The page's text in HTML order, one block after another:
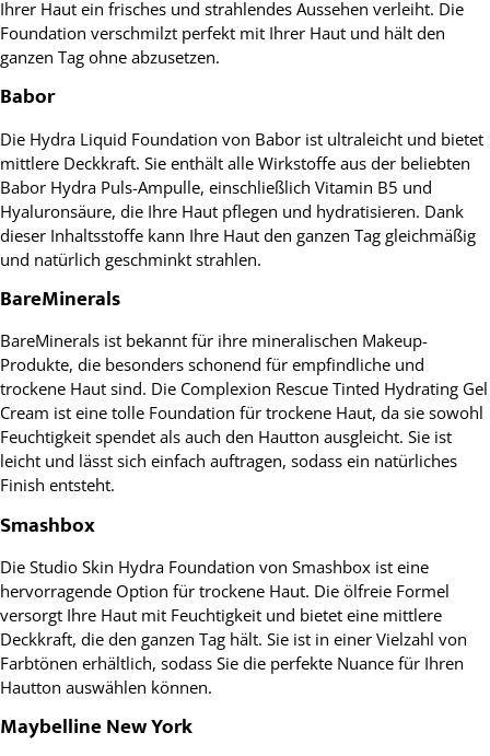
Ihrer Haut ein frisches und strahlendes Aussehen verleiht. Die
Foundation verschmilzt perfekt mit Ihrer Haut und hält den
ganzen Tag ohne abzusetzen.
Babor
Die Hydra Liquid Foundation von Babor ist ultraleicht und bietet
mittlere Deckkraft. Sie enthält alle Wirkstoffe aus der beliebten
Babor Hydra Puls-Ampulle, einschließlich Vitamin B5 und
Hyaluronsäure, die Ihre Haut pflegen und hydratisieren. Dank
dieser Inhaltsstoffe kann Ihre Haut den ganzen Tag gleichmäßig
und natürlich geschminkt strahlen.
BareMinerals
BareMinerals ist bekannt für ihre mineralischen Makeup-
Produkte, die besonders schonend für empfindliche und
trockene Haut sind. Die Complexion Rescue Tinted Hydrating Gel
Cream ist eine tolle Foundation für trockene Haut, da sie sowohl
Feuchtigkeit spendet als auch den Hautton ausgleicht. Sie ist
leicht und lässt sich einfach auftragen, sodass ein natürliches
Finish entsteht.
Smashbox
Die Studio Skin Hydra Foundation von Smashbox ist eine
hervorragende Option für trockene Haut. Die ölfreie Formel
versorgt Ihre Haut mit Feuchtigkeit und bietet eine mittlere
Deckkraft, die den ganzen Tag hält. Sie ist in einer Vielzahl von
Farbtönen erhältlich, sodass Sie die perfekte Nuance für Ihren
Hautton auswählen können.
Maybelline New York